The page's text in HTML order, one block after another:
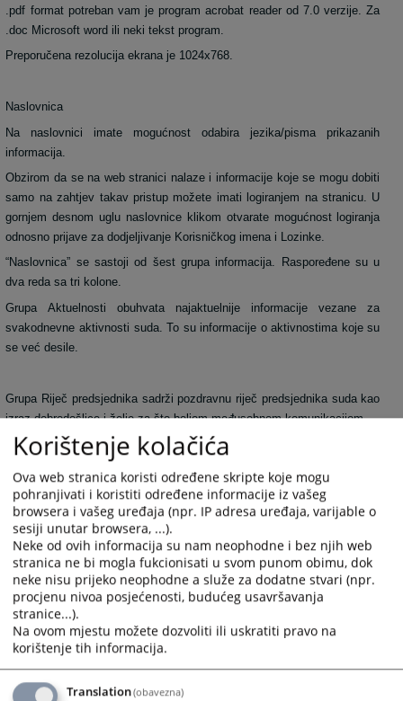
.pdf format potreban vam je program acrobat reader od 7.0 verzije. Za
.doc Microsoft word ili neki tekst program.
Preporučena rezolucija ekrana je 1024x768.
Naslovnica
Na naslovnici imate mogućnost odabira jezika/pisma prikazanih
informacija.
Obzirom da se na web stranici nalaze i informacije koje se mogu dobiti
samo na zahtjev takav pristup možete imati logiranjem na stranicu. U
gornjem desnom uglu naslovnice klikom otvarate mogućnost logiranja
odnosno prijave za dodjeljivanje Korisničkog imena i Lozinke.
“Naslovnica” se sastoji od šest grupa informacija. Raspoređene su u
dva reda sa tri kolone.
Grupa Aktuelnosti obuhvata najaktuelnije informacije vezane za
svakodnevne aktivnosti suda. To su informacije o aktivnostima koje su
se već desile.
Grupa Riječ predsjednika sadrži pozdravnu riječ predsjednika suda kao
izraz dobrodošlice i želje za što boljom međusobnom komunikacijom.
Grupa Najava događaja predstavlja najavu budućih događanja važnih za
sud sa datumom događanja.
Grupa Često postavljana pitanja prikazuje pitanja i odgovore koji su
najčešće postavljana sudu, a vezana su za rad suda ili druge aktivnosti
vezane za sam sud.
Grupa Raspored suđenja prikazuje detaljne informacije o suđenjima u
sudu za određeni vremenski period.
Grupa Vijesti iz pravosuđa obuhvata informacije koje su vezane za
pravosuđe BiH u cjelini.
Unutar svih grupa starije novosti i informacije osim onih koje su na
Korištenje kolačića
Ova web stranica koristi određene skripte koje mogu
pohranjivati i koristiti određene informacije iz vašeg
browsera i vašeg uređaja (npr. IP adresa uređaja, varijable o
sesiji unutar browsera, ...).
Neke od ovih informacija su nam neophodne i bez njih web
stranica ne bi mogla fukcionisati u svom punom obimu, dok
neke nisu prijeko neophodne a služe za dodatne stvari (npr.
procjenu nivoa posjećenosti, budućeg usavršavanja
stranice...).
Na ovom mjestu možete dozvoliti ili uskratiti pravo na
korištenje tih informacija.
Translation(obavezna)